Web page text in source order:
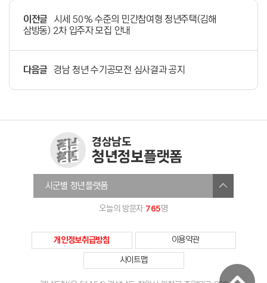
이전글
시세 50% 수준의 민간참여형 청년주택(김해
삼방동) 2차 입주자 모집 안내
다음글 경남 청년 수기공모전 심사결과 공지
경상남도
청년정보플랫폼
개인정보취급방침 이용약관
사이트맵
창원청년정보플랫폼
진주시청년온라인플랫폼
김해청년다움
거제YOUTH청년정보플랫폼
시군별 청년플랫폼
오늘의 방문자 765명